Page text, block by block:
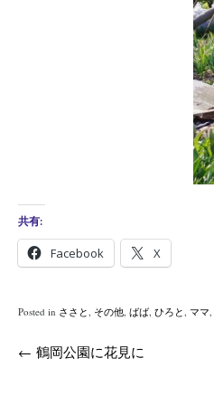
共有:
Facebook X
Posted in ささと, その他, ばば, ひろと, ママ,
Post
← 鶴岡公園に花見に